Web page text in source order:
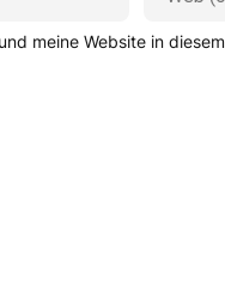
meine Website in